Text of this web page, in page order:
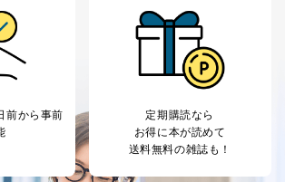
した個人情報を適切に管理し､あらかじめ
得ることなく第三者に提供することはあり
し、次の場合は除きます。
く場合
身体または財産の保護のために必要がある
向上または児童の健全な育成の推進のため
がある場合であって、本人の同意を得るこ
前から事前
定期購読なら
お得に本が読めて
送料無料の雑誌も！